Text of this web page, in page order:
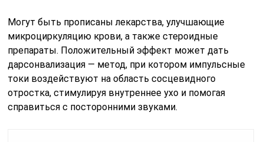
Могут быть прописаны лекарства, улучшающие
микроциркуляцию крови, а также стероидные
препараты. Положительный эффект может дать
дарсонвализация — метод, при котором импульсные
токи воздействуют на область сосцевидного
отростка, стимулируя внутреннее ухо и помогая
справиться с посторонними звуками.